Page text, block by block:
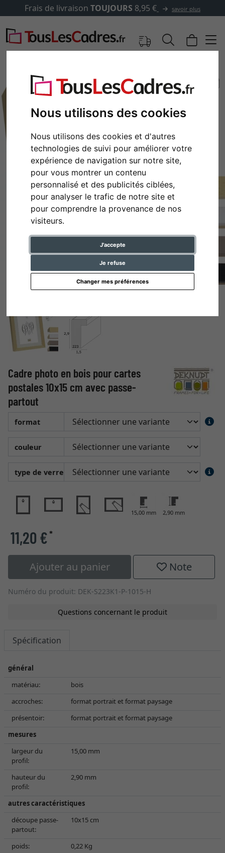
Nous utilisons des cookies
Nous utilisons des cookies et d'autres
technologies de suivi pour améliorer votre
expérience de navigation sur notre site,
pour vous montrer un contenu
personnalisé et des publicités ciblées,
pour analyser le trafic de notre site et
pour comprendre la provenance de nos
visiteurs.
J'accepte
Je refuse
Changer mes préférences
Frais de livraison TOUJOURS 8,95 € savoir plus
Retour
Cadre photo en bois pour cartes
postales 10x15 cm avec passe-
partout
format
couleur
type de verre
15,00 mm 2,90 mm
11,20 €*
Ajouter au panier Note
Numéro du produit: DEK-S223K1-P-1015-H
Questions concernant le produit
Spécification
général
matériau:
bois
accroches:
format portrait et format paysage
présentoir:
format portrait et format paysage
mesures
largeur du
profil:
15,00 mm
hauteur du
profil:
2,90 mm
autres caractéristiques
découpe passe-
partout:
10x15 cm
poids:
0,22 Kg